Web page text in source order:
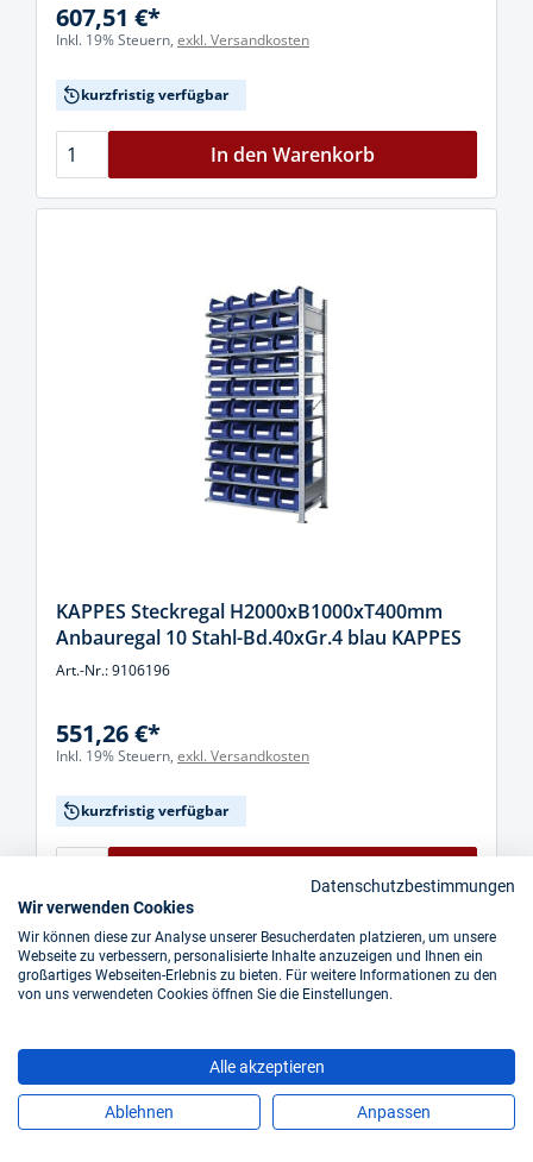
607,51 €*
Inkl. 19% Steuern, exkl. Versandkosten
kurzfristig verfügbar
In den Warenkorb
KAPPES Steckregal H2000xB1000xT400mm
Anbauregal 10 Stahl-Bd.40xGr.4 blau KAPPES
Art.-Nr.: 9106196
551,26 €*
Inkl. 19% Steuern, exkl. Versandkosten
kurzfristig verfügbar
Datenschutzbestimmungen
Wir verwenden Cookies
Wir können diese zur Analyse unserer Besucherdaten platzieren, um unsere
Webseite zu verbessern, personalisierte Inhalte anzuzeigen und Ihnen ein
großartiges Webseiten-Erlebnis zu bieten. Für weitere Informationen zu den
von uns verwendeten Cookies öffnen Sie die Einstellungen.
Alle akzeptieren
Ablehnen Anpassen